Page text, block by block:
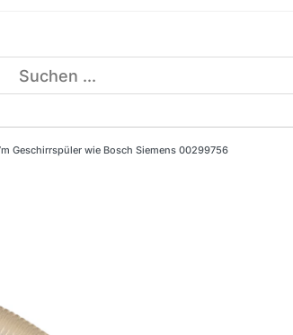
Geschirrspüler wie Bosch Siemens 00299756